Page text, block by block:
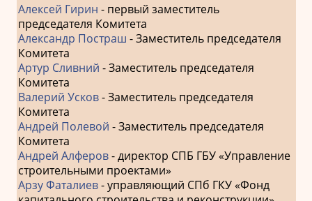
Алексей Гирин - первый заместитель
председателя Комитета
Александр Постраш - Заместитель председателя
Комитета
Артур Сливний - Заместитель председателя
Комитета
Валерий Усков- Заместитель председателя
Комитета
Андрей Полевой - Заместитель председателя
Комитета
Андрей Алферов- директор СПБ ГБУ «Управление
строительными проектами»
Арзу Фаталиев- управляющий СПб ГКУ «Фонд